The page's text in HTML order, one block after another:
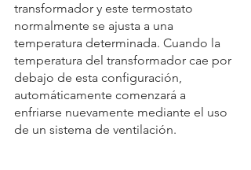
transformador y este termostato
normalmente se ajusta a una
temperatura determinada. Cuando la
temperatura del transformador cae por
debajo de esta configuración,
automáticamente comenzará a
enfriarse nuevamente mediante el uso
de un sistema de ventilación.